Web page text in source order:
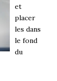
et
placer
les dans
le fond
du